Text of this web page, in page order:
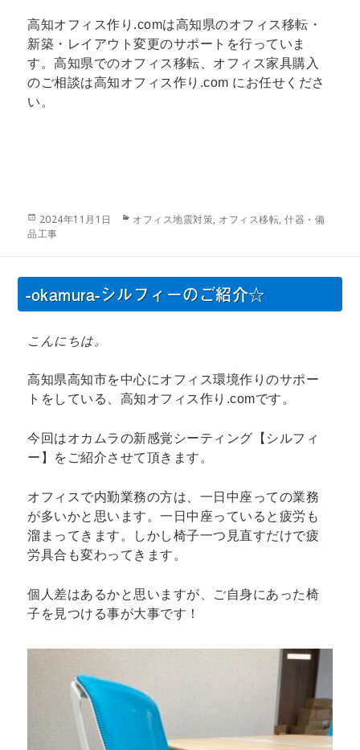
高知オフィス作り.comは高知県のオフィス移転・
新築・レイアウト変更のサポートを行っていま
す。高知県でのオフィス移転、オフィス家具購入
のご相談は高知オフィス作り.com にお任せくださ
い。
投
稿
2024年11月1日
カ
ー
オフィス地震対策, オフィス移転,什器・備
品工事
-okamura-シルフィーのご紹介☆
こんにちは。
高知県高知市を中心にオフィス環境作りのサポー
トをしている、高知オフィス作り.comです。
今回はオカムラの新感覚シーティング【シルフィ
ー】をご紹介させて頂きます。
オフィスで内勤業務の方は、一日中座っての業務
が多いかと思います。一日中座っていると疲労も
溜まってきます。しかし椅子一つ見直すだけで疲
労具合も変わってきます。
個人差はあるかと思いますが、ご自身にあった椅
子を見つける事が大事です！